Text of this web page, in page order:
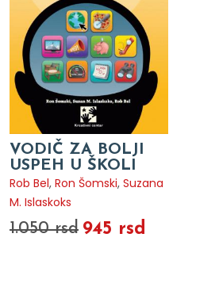
VODIČ ZA BOLJI
USPEH U ŠKOLI
Rob Bel, Ron Šomski, Suzana
M. Islaskoks
1.050 rsd 945 rsd